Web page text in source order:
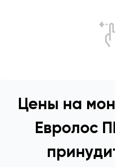
Цены на
Евролос